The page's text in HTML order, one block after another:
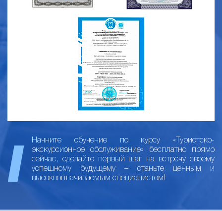
Начните обучение по курсу «Туристско-
экскурсионное обслуживание» бесплатно прямо
сейчас, сделайте первый шаг на встречу своему
успешному будущему – станьте ценным и
высокооплачиваемым специалистом!